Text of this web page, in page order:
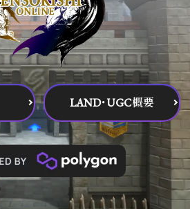
LAND･UGC概要